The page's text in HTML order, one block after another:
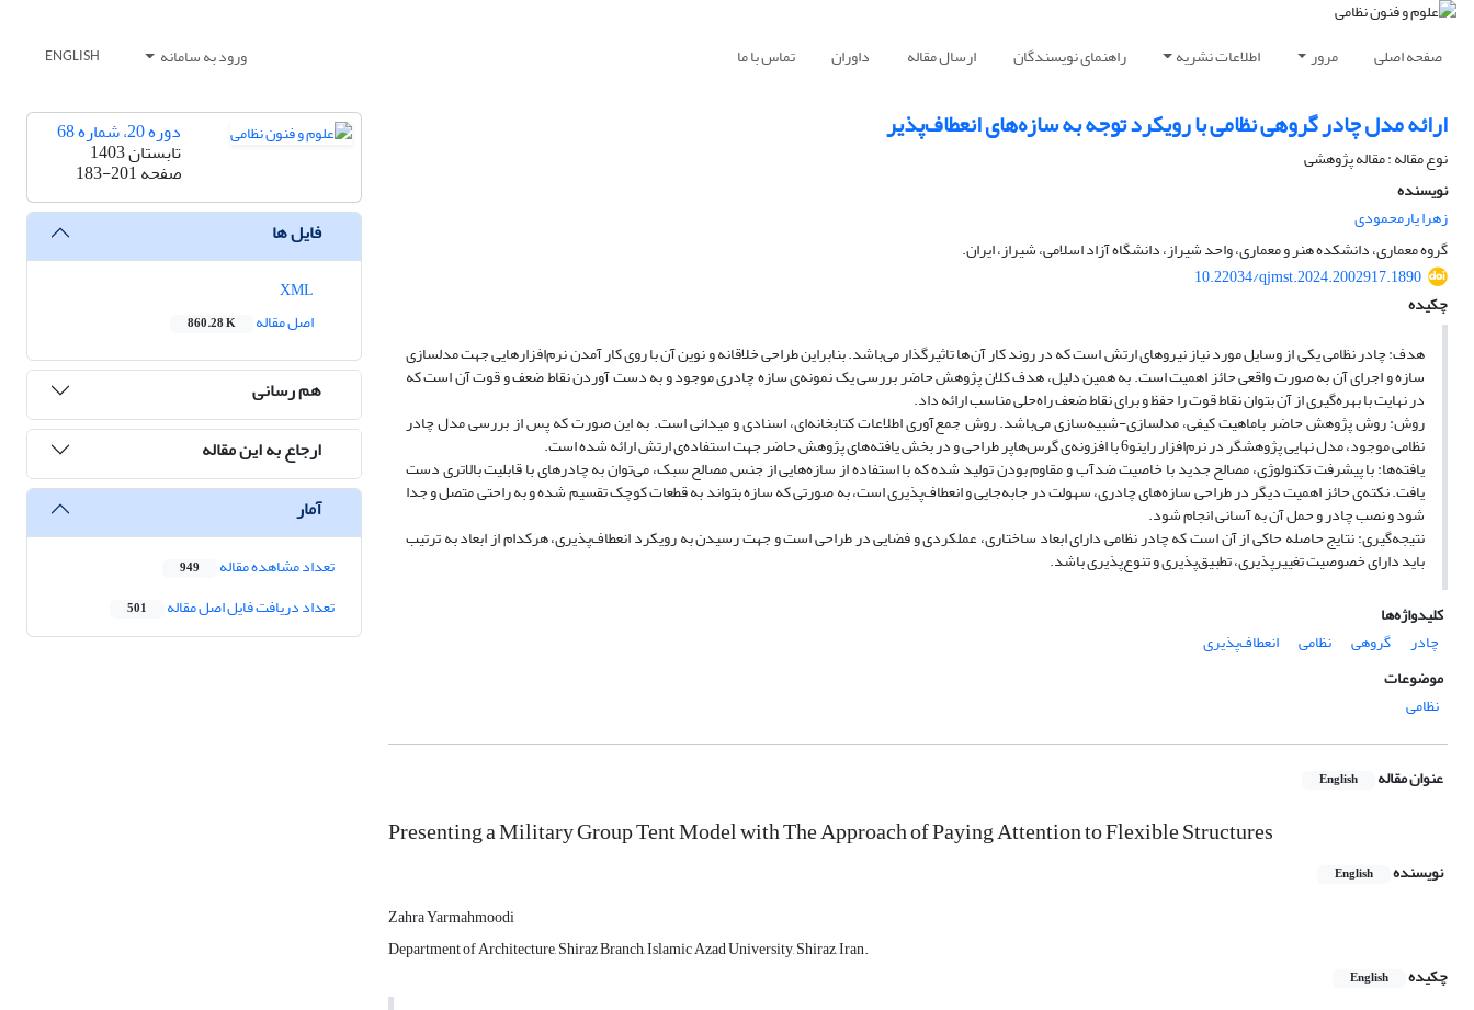
صفحه اصلی مرور اطلاعات نشریه راهنمای نویسندگان ارسال مقاله داوران تماس با ما ورود به سامانه ENGLISH
ارائه مدل چادر گروهی نظامی با رویکرد توجه به سازه‌های انعطاف‌پذیر
نوع مقاله : مقاله پژوهشی
نویسنده
زهرا یارمحمودی
گروه معماری، دانشکده هنر و معماری، واحد شیراز، دانشگاه آزاد اسلامی، شیراز، ایران.
10.22034/qjmst.2024.2002917.1890
چکیده
هدف: چادر نظامی یکی از وسایل مورد نیاز نیروهای ارتش است که در روند کار آن‌ها تاثیرگذار می‌باشد. بنابراین طراحی خلاقانه و نوین آن با روی کار آمدن نرم‌افزارهایی جهت مدلسازی
سازه و اجرای آن به صورت واقعی حائز اهمیت است. به همین دلیل، هدف کلان پژوهش حاضر بررسی یک نمونه‌ی سازه چادری موجود و به دست آوردن نقاط ضعف و قوت آن است که
در نهایت با بهره‌گیری از آن بتوان نقاط قوت را حفظ و برای نقاط ضعف راه‌حلی مناسب ارائه داد.
روش: روش پژوهش حاضر باماهیت کیفی، مدلسازی-شبیه‌سازی می‌باشد. روش جمع‌آوری اطلاعات کتابخانه‌ای، اسنادی و میدانی است. به این صورت که پس از بررسی مدل چادر
نظامی موجود، مدل نهایی پژوهشگر در نرم‌افزار راینو6 با افزونه‌ی گرس‌هاپر طراحی و در بخش یافته‌های پژوهش حاضر جهت استفاده‌ی ارتش ارائه شده است.
یافته‌ها: با پیشرفت تکنولوژی، مصالح جدید با خاصیت ضدآب و مقاوم بودن تولید شده که با استفاده از سازه‌هایی از جنس مصالح سبک، می‌توان به چادرهای با قابلیت بالاتری دست
یافت. نکته‌ی حائز اهمیت دیگر در طراحی سازه‌های چادری، سهولت در جابه‌جایی و انعطاف‌پذیری است، به صورتی که سازه بتواند به قطعات کوچک تقسیم شده و به راحتی متصل و جدا
شود و نصب چادر و حمل آن به آسانی انجام شود.
نتیجه‌گیری: نتایج حاصله حاکی از آن است که چادر نظامی دارای ابعاد ساختاری، عملکردی و فضایی در طراحی است و جهت رسیدن به رویکرد انعطاف‌پذیری، هرکدام از ابعاد به ترتیب
باید دارای خصوصیت تغییر‌پذیری، تطبیق‌پذیری و تنوع‌پذیری باشد.
کلیدواژه‌ها
چادر
گروهی نظامی
انعطاف‌پذیری
موضوعات
نظامی
عنوان مقاله English
Presenting a Military Group Tent Model with The Approach of Paying Attention to Flexible Structures
نویسنده English
Zahra Yarmahmoodi
Department of Architecture, Shiraz Branch, Islamic Azad University, Shiraz, Iran.
چکیده
English
دوره 20، شماره 68
تابستان 1403
صفحه183-201
فایل ها
اصل مقاله
860.28 K
هم رسانی
ارجاع به این مقاله
آمار
تعداد مشاهده مقاله 949
تعداد دریافت فایل اصل مقاله 501